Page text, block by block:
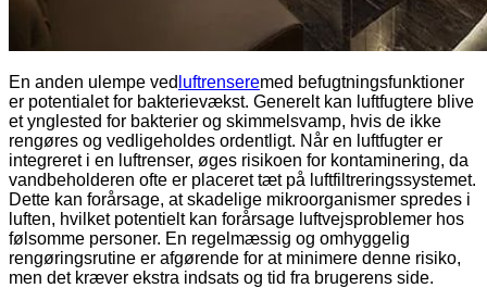
En anden ulempe ved luftrenseremed befugtningsfunktioner
er potentialet for bakterievækst. Generelt kan luftfugtere blive
et ynglested for bakterier og skimmelsvamp, hvis de ikke
rengøres og vedligeholdes ordentligt. Når en luftfugter er
integreret i en luftrenser, øges risikoen for kontaminering, da
vandbeholderen ofte er placeret tæt på luftfiltreringssystemet.
Dette kan forårsage, at skadelige mikroorganismer spredes i
luften, hvilket potentielt kan forårsage luftvejsproblemer hos
følsomme personer. En regelmæssig og omhyggelig
rengøringsrutine er afgørende for at minimere denne risiko,
men det kræver ekstra indsats og tid fra brugerens side.